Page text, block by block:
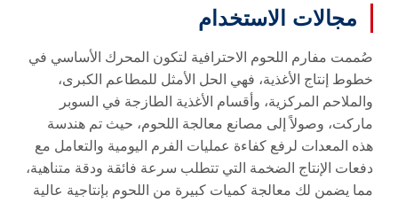
مجالات الاستخدام
صُممت مفارم اللحوم الاحترافية لتكون المحرك الأساسي في
خطوط إنتاج الأغذية، فهي الحل الأمثل للمطاعم الكبرى،
والملاحم المركزية، وأقسام الأغذية الطازجة في السوبر
ماركت، وصولاً إلى مصانع معالجة اللحوم، حيث تم هندسة
هذه المعدات لرفع كفاءة عمليات الفرم اليومية والتعامل مع
دفعات الإنتاج الضخمة التي تتطلب سرعة فائقة ودقة متناهية،
مما يضمن لك معالجة كميات كبيرة من اللحوم بإنتاجية عالية